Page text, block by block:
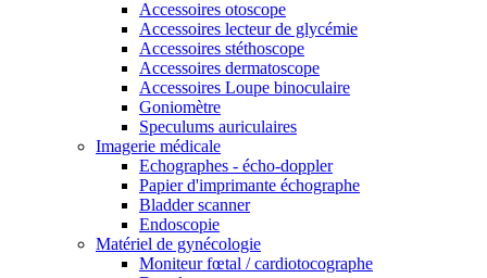
Accessoires otoscope
Accessoires lecteur de glycémie
Accessoires stéthoscope
Accessoires dermatoscope
Accessoires Loupe binoculaire
Goniomètre
Speculums auriculaires
Imagerie médicale
Echographes - écho-doppler
Papier d'imprimante échographe
Bladder scanner
Endoscopie
Matériel de gynécologie
Moniteur fœtal / cardiotocographe